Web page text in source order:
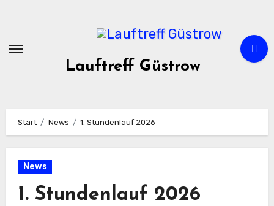
springen
Lauftreff Güstrow
Start News 1. Stundenlauf 2026
News
1. Stundenlauf 2026